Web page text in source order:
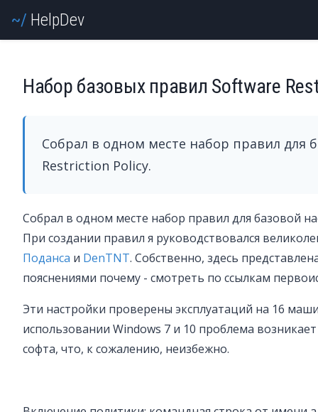
HelpDev
Набор базовых правил Software
Собрал в одном месте набор правил для
Restriction Policy.
Собрал в одном месте набор правил для базовой
При создании правил я руководствовался
Поданса и DenTNT. Собственно, здесь
пояснениями почему - смотреть по ссылкам
Эти настройки проверены эксплуатаций на 16
использовании Windows 7 и 10 проблема
софта, что, к сожалению, неизбежно.